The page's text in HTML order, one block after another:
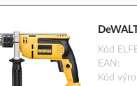
Kód
EAN
Kód